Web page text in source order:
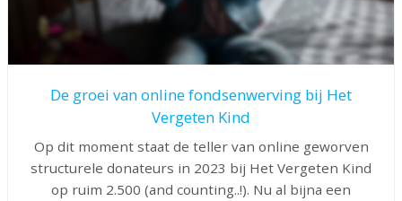
De groei van online fondsenwerving bij Het
Vergeten Kind
Op dit moment staat de teller van online geworven
structurele donateurs in 2023 bij Het Vergeten Kind
op ruim 2.500 (and counting..!). Nu al bijna een